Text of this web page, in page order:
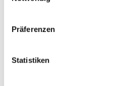
Präferenzen
Statistiken
Dies könnte Sie